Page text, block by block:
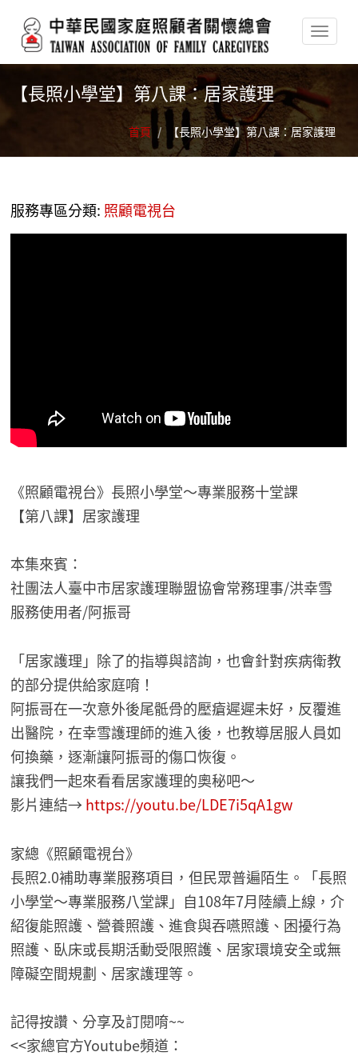
【長照小學堂】第八課：居家護理
首頁 / 【長照小學堂】第八課：居家護理
服務專區分類: 照顧電視台
《照顧電視台》長照小學堂～專業服務十堂課
【第八課】居家護理
本集來賓：
社團法人臺中市居家護理聯盟協會常務理事/洪幸雪
服務使用者/阿振哥
「居家護理」除了的指導與諮詢，也會針對疾病衛教
的部分提供給家庭唷！
阿振哥在一次意外後尾骶骨的壓瘡遲遲未好，反覆進
出醫院，在幸雪護理師的進入後，也教導居服人員如
何換藥，逐漸讓阿振哥的傷口恢復。
讓我們一起來看看居家護理的奧秘吧～
影片連結→ https://youtu.be/LDE7i5qA1gw
家總《照顧電視台》
長照2.0補助專業服務項目，但民眾普遍陌生。「長照
小學堂～專業服務八堂課」自108年7月陸續上線，介
紹復能照護、營養照護、進食與吞嚥照護、困擾行為
照護、臥床或長期活動受限照護、居家環境安全或無
障礙空間規劃、居家護理等。
記得按讚、分享及訂閱唷~~
<<家總官方Youtube頻道：